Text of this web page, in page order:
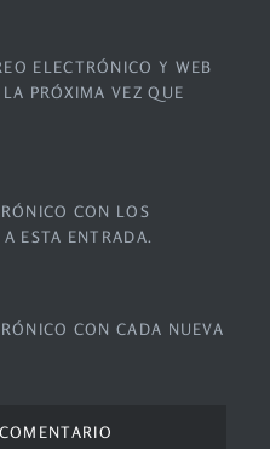
ELECTRÓNICO Y WEB
PRÓXIMA VEZ QUE
CON LOS
ESTA ENTRADA.
CON CADA NUEVA